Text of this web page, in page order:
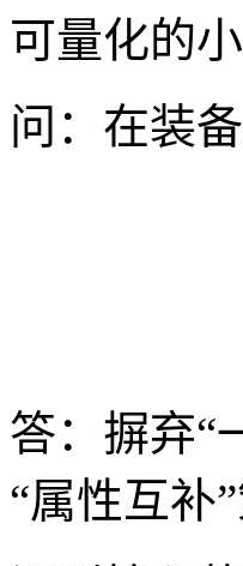
可量化的小
问：在装
答：摒弃“
“属性互补”